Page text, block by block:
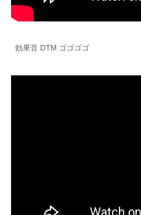
効果音 DTM ゴゴゴゴ